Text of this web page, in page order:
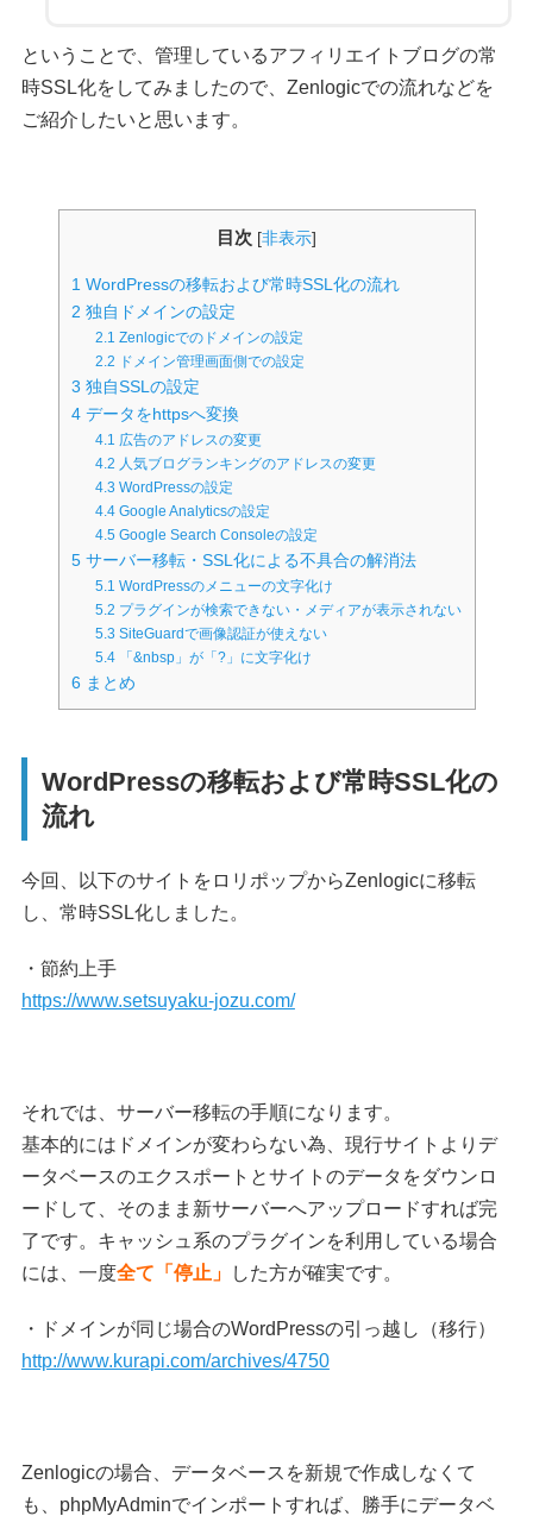
ということで、管理しているアフィリエイトブログの常
時SSL化をしてみましたので、Zenlogicでの流れなどを
ご紹介したいと思います。
目次 [非表示]
1WordPressの移転および常時SSL化の流れ
2 独自ドメインの設定
2.1 Zenlogicでのドメインの設定
2.2 ドメイン管理画面側での設定
3 独自SSLの設定
4データをhttpsへ変換
4.1 広告のアドレスの変更
4.2 人気ブログランキングのアドレスの変更
4.3 WordPressの設定
4.4 Google Analyticsの設定
4.5 Google Search Consoleの設定
5サーバー移転・SSL化による不具合の解消法
5.1 WordPressのメニューの文字化け
5.2 プラグインが検索できない・メディアが表示されない
5.3 SiteGuardで画像認証が使えない
5.4 「&nbsp」が「?」に文字化け
6まとめ
WordPressの移転および常時SSL化の
流れ
今回、以下のサイトをロリポップからZenlogicに移転
し、常時SSL化しました。
・節約上手
https://www.setsuyaku-jozu.com/
それでは、サーバー移転の手順になります。
基本的にはドメインが変わらない為、現行サイトよりデ
ータベースのエクスポートとサイトのデータをダウンロ
ードして、そのまま新サーバーへアップロードすれば完
了です。キャッシュ系のプラグインを利用している場合
には、一度全て「停止」 した方が確実です。
・ドメインが同じ場合のWordPressの引っ越し（移行）
http://www.kurapi.com/archives/4750
Zenlogicの場合、データベースを新規で作成しなくて
も、phpMyAdminでインポートすれば、勝手にデータベ